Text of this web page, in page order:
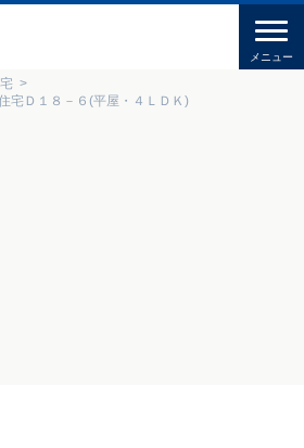
宅Ｄ１８－６(平屋・４ＬＤＫ)